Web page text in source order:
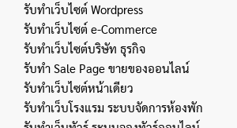
รับทำเว็บไซต์ Wordpress
รับทำเว็บไซต์ e-Commerce
รับทำเว็บไซต์บริษัท ธุรกิจ
รับทำ Sale Page ขายของออนไลน์
รับทำเว็บไซต์หน้าเดียว
รับทำเว็บโรงแรม ระบบจัดการห้องพัก